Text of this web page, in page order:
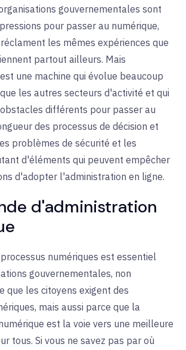
gouvernementales sont
pour passer au numérique,
les mêmes expériences que
partout ailleurs. Mais
une machine qui évolue beaucoup
les autres secteurs d'activité et qui
différents pour passer au
des processus de décision et
problèmes de sécurité et les
d'éléments qui peuvent empêcher
d'adopter l'administration en ligne.
d'administration
numériques est essentiel
gouvernementales, non
que les citoyens exigent des
mais aussi parce que la
est la voie vers une meilleure
tous. Si vous ne savez pas par où